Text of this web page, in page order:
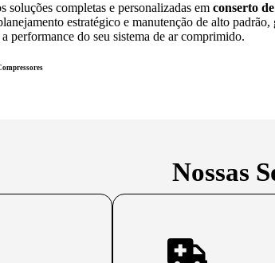
soluções completas e personalizadas em conserto
estratégico e manutenção de alto
performance do seu sistema de ar comprimido.
Nossas